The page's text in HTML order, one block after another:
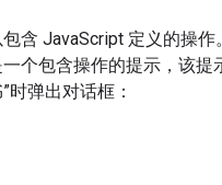
含 JavaScript 定义的操作
个包含操作的提示，该提
时弹出对话框：